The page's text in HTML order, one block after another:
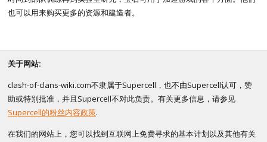
也可以用来购买更多的资源和建造者。
关于网站:
clash-of-clans-wiki.com不隶属于Supercell，也不由Supercell认可，赞
助或特别批准，并且Supercell不对此负责。有关更多信息，请参见
Supercell的粉丝内容政策.
在我们的网站上，您可以找到互联网上免费寻求的基本计划以及其他有关